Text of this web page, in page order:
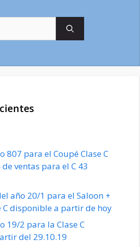
807 para el Coupé Clase C
ventas para el C 43
año 20/1 para el Saloon +
C disponible a partir de hoy
19/2 para la Clase C
del 29.10.19